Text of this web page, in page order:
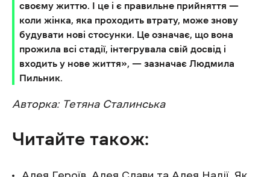
своєму життю. І це і є правильне прийняття —
коли жінка, яка проходить втрату, може знову
будувати нові стосунки. Це означає, що вона
прожила всі стадії, інтегрувала свій досвід і
входить у нове життя», — зазначає Людмила
Пильник.
Авторка: Тетяна Сталинська
Читайте також: